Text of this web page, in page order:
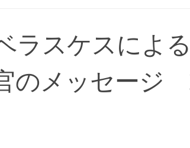
ラスケスによ
のメッセージ